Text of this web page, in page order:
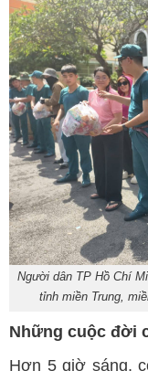
Người dân TP Hồ Chí
tỉnh miền Trung,
Những cuộc đời
Hơn 5 giờ sáng,